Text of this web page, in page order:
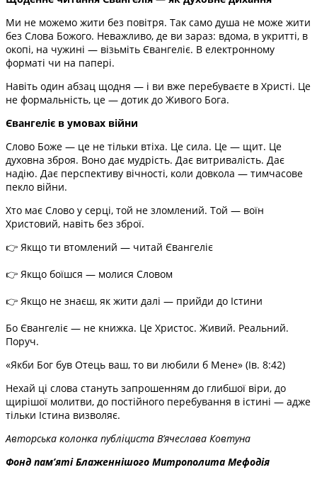
Ми не можемо жити без повітря. Так само душа не може жити
без Слова Божого. Неважливо, де ви зараз: вдома, в укритті, в
окопі, на чужині — візьміть Євангеліє. В електронному
форматі чи на папері.
Навіть один абзац щодня — і ви вже перебуваєте в Христі. Це
не формальність, це — дотик до Живого Бога.
Євангеліє в умовах війни
Слово Боже — це не тільки втіха. Це сила. Це — щит. Це
духовна зброя. Воно дає мудрість. Дає витривалість. Дає
надію. Дає перспективу вічності, коли довкола — тимчасове
пекло війни.
Хто має Слово у серці, той не зломлений. Той — воїн
Христовий, навіть без зброї.
👉 Якщо ти втомлений — читай Євангеліє
👉 Якщо боїшся — молися Словом
👉 Якщо не знаєш, як жити далі — прийди до Істини
Бо Євангеліє — не книжка. Це Христос. Живий. Реальний.
Поруч.
«Якби Бог був Отець ваш, то ви любили б Мене» (Ів. 8:42)
Нехай ці слова стануть запрошенням до глибшої віри, до
щирішої молитви, до постійного перебування в істині — адже
тільки Істина визволяє.
Авторська колонка публіциста В’ячеслава Ковтуна
Фонд пам’яті Блаженнішого Митрополита Мефодія